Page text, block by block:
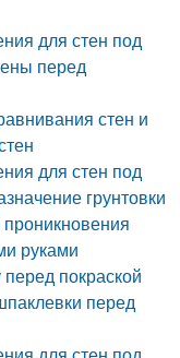
для стен под
перед
стен и
для стен под
грунтовки
проникновения
руками
покраской
перед